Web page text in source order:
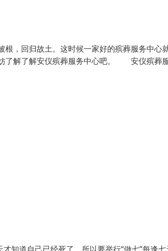
，回归故土。这时候一家好的殡葬服务中心
了解了解安仪殡葬服务中心吧。 安仪殡葬